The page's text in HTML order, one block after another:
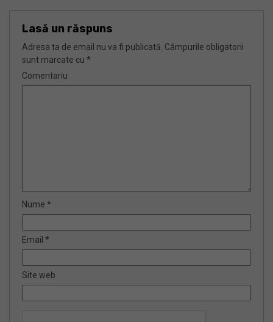
Lasă un răspuns
Adresa ta de email nu va fi publicată. Câmpurile obligatorii
sunt marcate cu *
Comentariu
Nume *
Email *
Site web